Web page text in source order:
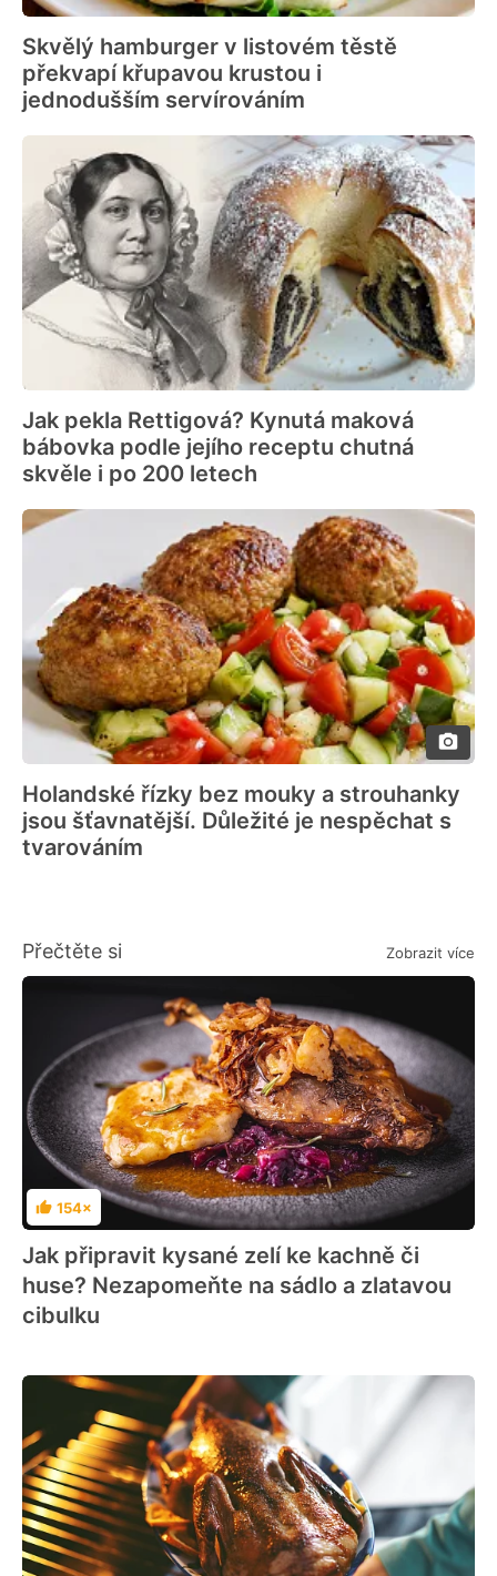
Skvělý hamburger v listovém těstě
překvapí křupavou krustou i
jednodušším servírováním
Jak pekla Rettigová? Kynutá maková
bábovka podle jejího receptu chutná
skvěle i po 200 letech
Holandské řízky bez mouky a strouhanky
jsou šťavnatější. Důležité je nespěchat s
tvarováním
Přečtěte si Zobrazit více
Hodnocení
154×
Jak připravit kysané zelí ke kachně či
huse? Nezapomeňte na sádlo a zlatavou
cibulku